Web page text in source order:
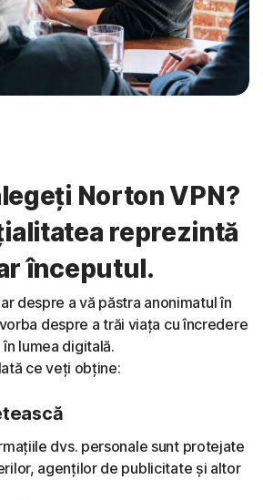
Norton VPN?
reprezintă
începutul.
despre a vă păstra anonimatul în
despre a trăi viața cu încredere
în lumea digitală.
Iată ce veți obține:
dvs. personale sunt protejate
agenților de publicitate și altor